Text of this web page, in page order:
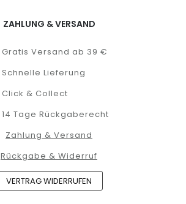
ZAHLUNG & VERSAND
Gratis Versand ab 39 €
Schnelle Lieferung
Click & Collect
14 Tage Rückgaberecht
Zahlung & Versand
Rückgabe & Widerruf
VERTRAG WIDERRUFEN